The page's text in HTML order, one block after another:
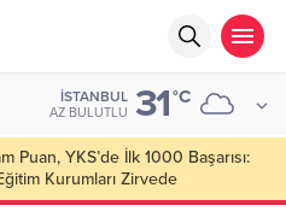
İSTANBUL
AZ BULUTLU 31°C
Puan, YKS’de İlk 1000 Başarısı:
Kurumları Zirvede